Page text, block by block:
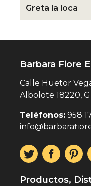
Greta la loca
Barbara Fiore
Calle Huetor
Albolote 18220,
Teléfonos: 958
Productos,